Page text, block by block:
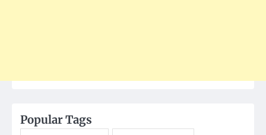
Popular Tags